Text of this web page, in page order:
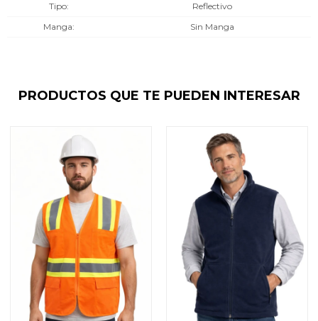
Tipo
Reflectivo
Manga
Sin Manga
PRODUCTOS QUE TE PUEDEN INTERESAR